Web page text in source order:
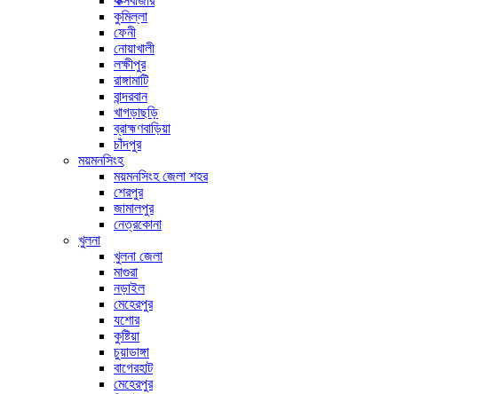
কুমিল্লা
ফেনী
নোয়াখালী
লক্ষীপুর
রাঙ্গামাটি
বান্দরবান
খাগড়াছড়ি
ব্রাহ্মণবাড়িয়া
চাঁদপুর
ময়মনসিংহ
ময়মনসিংহ জেলা শহর
শেরপুর
জামালপুর
নেত্রকোনা
খুলনা
খুলনা জেলা
মাগুরা
নড়াইল
মেহেরপুর
যশোর
কুষ্টিয়া
চুয়াডাঙ্গা
বাগেরহাট
মেহেরপুর